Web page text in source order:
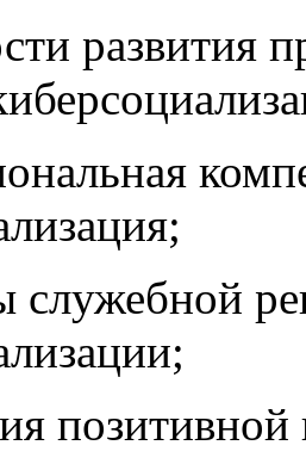
развития